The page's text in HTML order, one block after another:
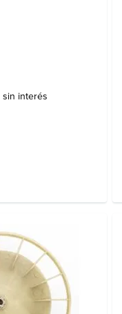
sin interés